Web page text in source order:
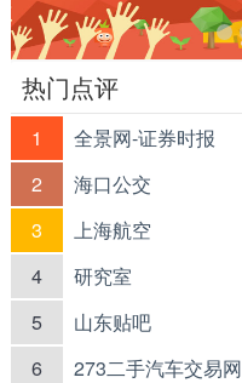
热门点评
1 全景网-证券时报
2 海口公交
3 上海航空
4 研究室
5 山东贴吧
6 273二手汽车交易网